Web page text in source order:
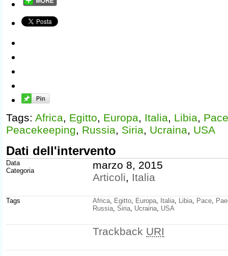
Tags: Africa, Egitto, Europa, Italia, Libia, Pace
Peacekeeping, Russia, Siria, Ucraina, USA
Dati dell'intervento
Data
Categoria
marzo 8, 2015
Articoli, Italia
Tags Africa Egitto Europa Italia Libia Pace
Russia Siria Ucraina USA
Trackback URI